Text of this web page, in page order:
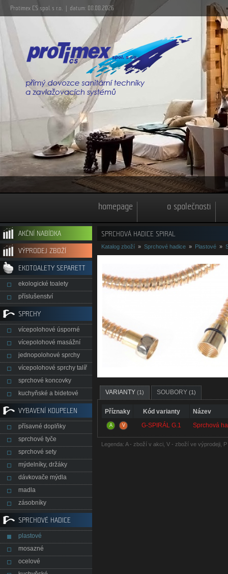
Protimex CS spol. s r.o. | datum: 08.08.2026
homepage o společnosti
AKČNÍ NABÍDKA
VÝPRODEJ ZBOŽÍ
EKOTOALETY SEPARETT
ekologické toalety
příslušenství
SPRCHY
vícepolohové úsporné
vícepolohové masážní
jednopolohové sprchy
vícepolohové sprchy talíř
sprchové koncovky
kuchyňské a bidetové
VYBAVENÍ KOUPELEN
přísavné doplňky
sprchové tyče
sprchové sety
mýdelníky, držáky
dávkovače mýdla
madla
zásobníky
SPRCHOVÉ HADICE
plastové
mosazné
ocelové
SPRCHOVÁ HADICE SPIRAL
Katalog zboží » Sprchové hadice » Plastové »
VARIANTY (1) SOUBORY (1)
Příznaky Kód varianty Název
A V G-SPIRÁL G.1 Sprchová
Legenda: A - zboží v akci, V - zboží ve výprodeji,